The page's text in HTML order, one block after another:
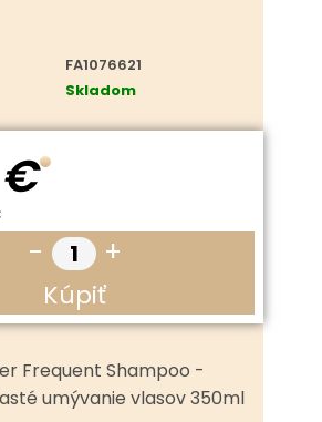
FA1076621
Skladom
- +
Kúpiť
Frequent Shampoo -
umývanie vlasov 350ml